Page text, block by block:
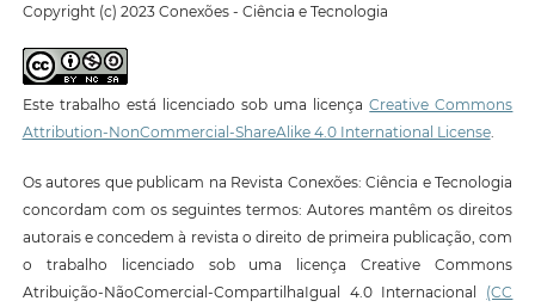
Copyright (c) 2023 Conexões - Ciência e Tecnologia
Este trabalho está licenciado sob uma licençaCreative Commons
Attribution-NonCommercial-ShareAlike 4.0 International License.
Os autores que publicam na Revista Conexões: Ciência e Tecnologia
concordam com os seguintes termos: Autores mantêm os direitos
autorais e concedem à revista o direito de primeira publicação, com
o trabalho licenciado sob uma licença Creative Commons
Atribuição-NãoComercial-CompartilhaIgual 4.0 Internacional (CC